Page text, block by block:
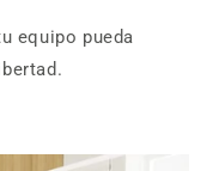
equipo pueda